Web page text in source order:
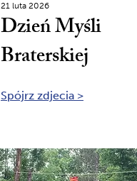
21 luta 2026
Dzień Myśli
Braterskiej
Spójrz zdjecia >